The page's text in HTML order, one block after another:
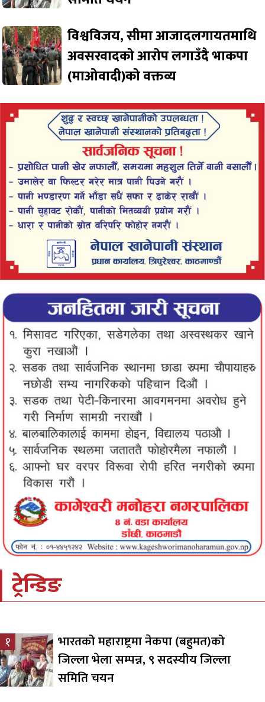
विश्वविजय, सीमा आजादलगायतमाथि
अवसरवादको आरोप लगाउँदै भाकपा
(माओवादी)को वक्तव्य
ट्रेन्डिङ
१
भारतको महाराष्ट्रमा नेकपा (बहुमत)को
जिल्ला भेला सम्पन्न, ९ सदस्यीय जिल्ला
समिति चयन